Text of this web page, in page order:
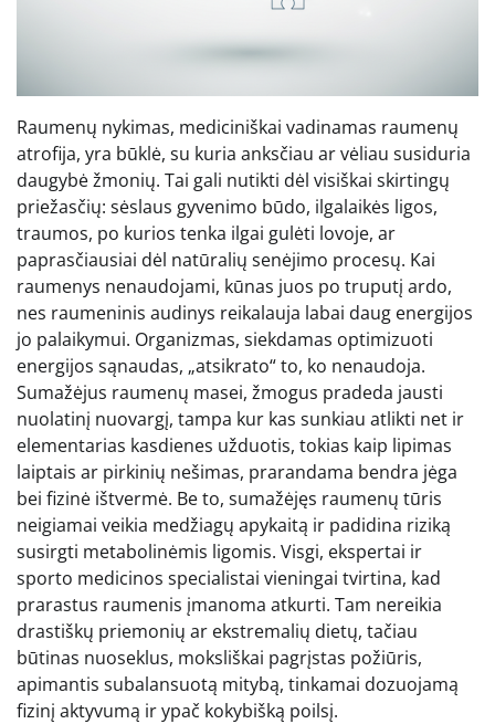
Raumenų nykimas, mediciniškai vadinamas raumenų
atrofija, yra būklė, su kuria anksčiau ar vėliau susiduria
daugybė žmonių. Tai gali nutikti dėl visiškai skirtingų
priežasčių: sėslaus gyvenimo būdo, ilgalaikės ligos,
traumos, po kurios tenka ilgai gulėti lovoje, ar
paprasčiausiai dėl natūralių senėjimo procesų. Kai
raumenys nenaudojami, kūnas juos po truputį ardo,
nes raumeninis audinys reikalauja labai daug energijos
jo palaikymui. Organizmas, siekdamas optimizuoti
energijos sąnaudas, „atsikrato“ to, ko nenaudoja.
Sumažėjus raumenų masei, žmogus pradeda jausti
nuolatinį nuovargį, tampa kur kas sunkiau atlikti net ir
elementarias kasdienes užduotis, tokias kaip lipimas
laiptais ar pirkinių nešimas, prarandama bendra jėga
bei fizinė ištvermė. Be to, sumažėjęs raumenų tūris
neigiamai veikia medžiagų apykaitą ir padidina riziką
susirgti metabolinėmis ligomis. Visgi, ekspertai ir
sporto medicinos specialistai vieningai tvirtina, kad
prarastus raumenis įmanoma atkurti. Tam nereikia
drastiškų priemonių ar ekstremalių dietų, tačiau
būtinas nuoseklus, moksliškai pagrįstas požiūris,
apimantis subalansuotą mitybą, tinkamai dozuojamą
fizinį aktyvumą ir ypač kokybišką poilsį.